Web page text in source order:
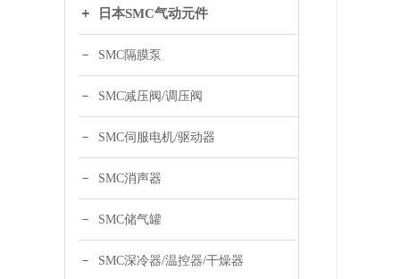
日本SMC气动元件
SMC隔膜泵
SMC减压阀/调压阀
SMC伺服电机/驱动器
SMC消声器
SMC储气罐
SMC深冷器/温控器/干燥器